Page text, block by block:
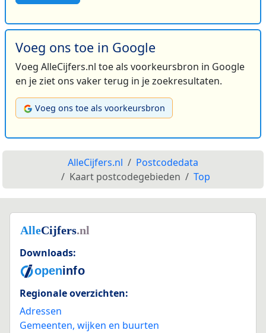
Voeg ons toe in Google
Voeg AlleCijfers.nl toe als voorkeursbron in Google
en je ziet ons vaker terug in je zoekresultaten.
Voeg ons toe als voorkeursbron
AlleCijfers.nl
Postcodedata
Kaart postcodegebieden
Top
Downloads:
Regionale overzichten:
Adressen
Gemeenten, wijken en buurten